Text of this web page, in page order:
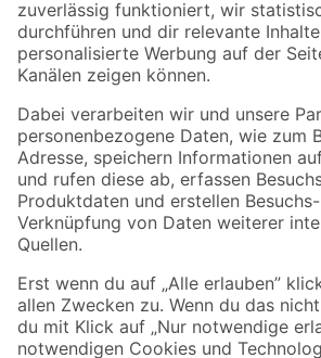
Zur Newsletter Anmeldung
Folge uns
Zahlungsarten
Sicher einkaufen
Jetzt die toom-App herunterladen